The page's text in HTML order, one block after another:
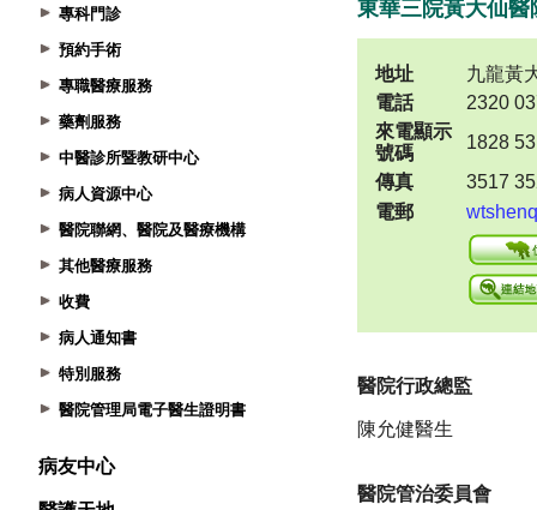
專科門診
預約手術
專職醫療服務
藥劑服務
中醫診所暨教研中心
病人資源中心
醫院聯網、醫院及醫療機構
其他醫療服務
收費
病人通知書
特別服務
醫院管理局電子醫生證明書
病友中心